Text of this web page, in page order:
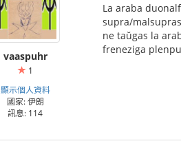
vaaspuhr
1
顯示個人資料
國家: 伊朗
訊息: 114
La araba
supra/
ne taŭgas la
freneziga